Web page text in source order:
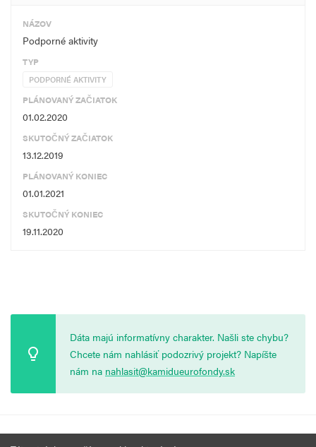
NÁZOV
Podporné aktivity
TYP
PODPORNÉ AKTIVITY
PLÁNOVANÝ ZAČIATOK
01.02.2020
SKUTOČNÝ ZAČIATOK
13.12.2019
PLÁNOVANÝ KONIEC
01.01.2021
SKUTOČNÝ KONIEC
19.11.2020
Dáta majú informatívny charakter. Našli ste chybu?
Chcete nám nahlásiť podozrivý projekt? Napíšte
nám na nahlasit@kamidueurofondy.sk